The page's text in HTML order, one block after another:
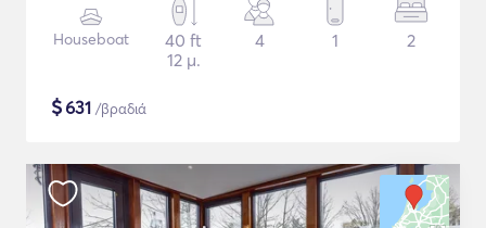
Houseboat
40 ft
12 μ.
4 1 2
$631 /βραδιά